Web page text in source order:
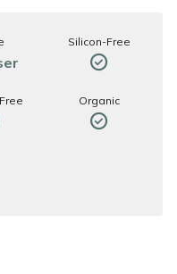
Silicon-Free
Organic